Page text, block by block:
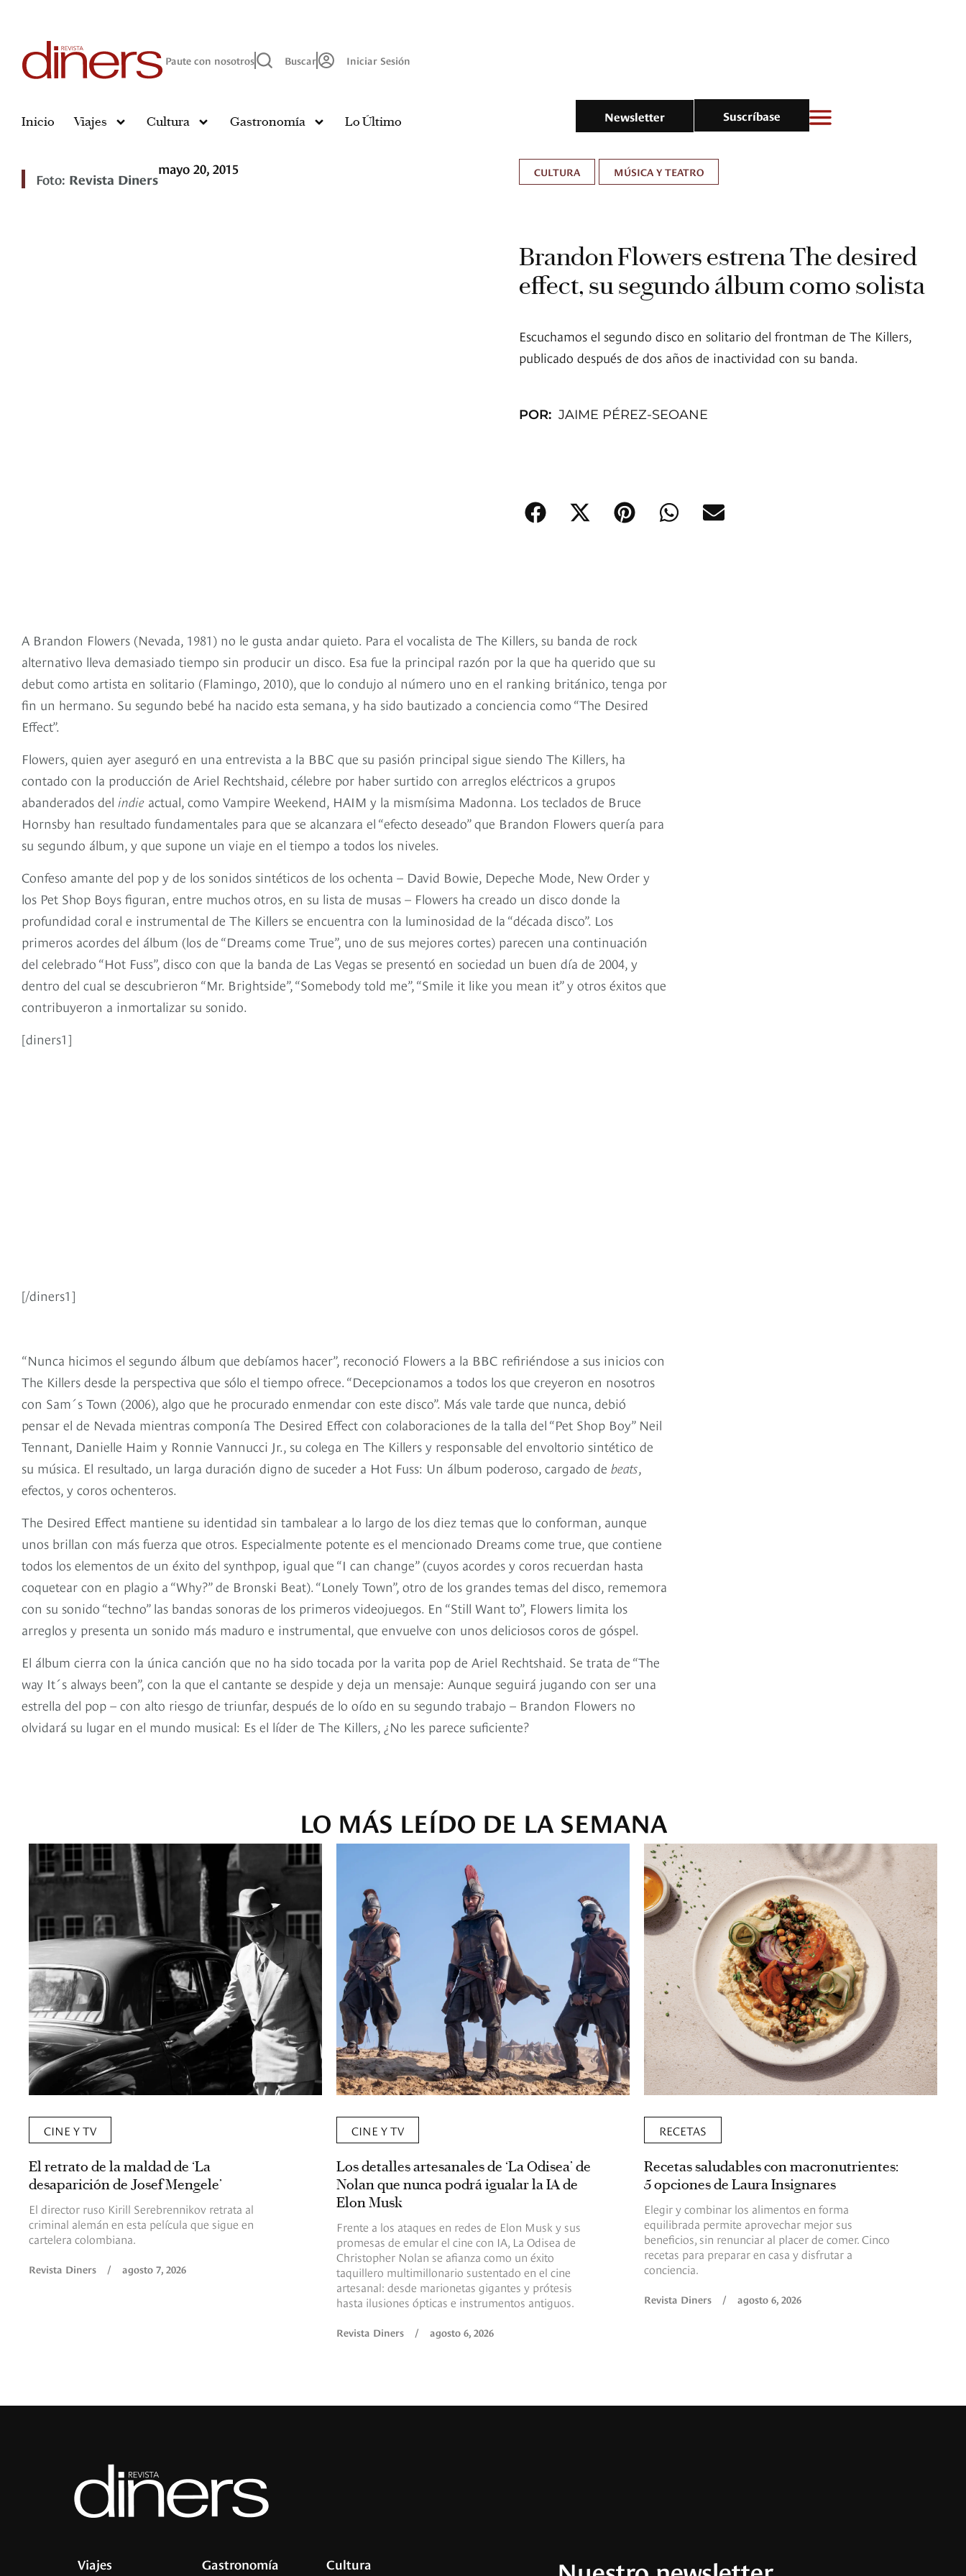
Paute con nosotros Buscar Iniciar Sesión
Inicio Viajes Cultura Gastronomía Lo Último Newsletter Suscríbase
Foto: Revista Diners
mayo 20, 2015 CULTURA MÚSICA Y TEATRO
Brandon Flowers estrena The desired
effect, su segundo álbum como solista
Escuchamos el segundo disco en solitario del frontman de The Killers,
publicado después de dos años de inactividad con su banda.
POR: JAIME PÉREZ-SEOANE
A Brandon Flowers (Nevada, 1981) no le gusta andar quieto. Para el vocalista de The Killers, su banda de rock
alternativo lleva demasiado tiempo sin producir un disco. Esa fue la principal razón por la que ha querido que su
debut como artista en solitario (Flamingo, 2010), que lo condujo al número uno en el ranking británico, tenga por
fin un hermano. Su segundo bebé ha nacido esta semana, y ha sido bautizado a conciencia como “The Desired
Effect”.
Flowers, quien ayer aseguró en una entrevista a la BBC que su pasión principal sigue siendo The Killers, ha
contado con la producción de Ariel Rechtshaid, célebre por haber surtido con arreglos eléctricos a grupos
abanderados del indie actual, como Vampire Weekend, HAIM y la mismísima Madonna. Los teclados de Bruce
Hornsby han resultado fundamentales para que se alcanzara el “efecto deseado” que Brandon Flowers quería para
su segundo álbum, y que supone un viaje en el tiempo a todos los niveles.
Confeso amante del pop y de los sonidos sintéticos de los ochenta – David Bowie, Depeche Mode, New Order y
los Pet Shop Boys figuran, entre muchos otros, en su lista de musas – Flowers ha creado un disco donde la
profundidad coral e instrumental de The Killers se encuentra con la luminosidad de la “década disco”. Los
primeros acordes del álbum (los de “Dreams come True”, uno de sus mejores cortes) parecen una continuación
del celebrado “Hot Fuss”, disco con que la banda de Las Vegas se presentó en sociedad un buen día de 2004, y
dentro del cual se descubrieron “Mr. Brightside”, “Somebody told me”, “Smile it like you mean it” y otros éxitos que
contribuyeron a inmortalizar su sonido.
[diners1]
[/diners1]
“Nunca hicimos el segundo álbum que debíamos hacer”, reconoció Flowers a la BBC refiriéndose a sus inicios con
The Killers desde la perspectiva que sólo el tiempo ofrece. “Decepcionamos a todos los que creyeron en nosotros
con Sam´s Town (2006), algo que he procurado enmendar con este disco”. Más vale tarde que nunca, debió
pensar el de Nevada mientras componía The Desired Effect con colaboraciones de la talla del “Pet Shop Boy” Neil
Tennant, Danielle Haim y Ronnie Vannucci Jr., su colega en The Killers y responsable del envoltorio sintético de
su música. El resultado, un larga duración digno de suceder a Hot Fuss: Un álbum poderoso, cargado de beats,
efectos, y coros ochenteros.
The Desired Effect mantiene su identidad sin tambalear a lo largo de los diez temas que lo conforman, aunque
unos brillan con más fuerza que otros. Especialmente potente es el mencionado Dreams come true, que contiene
todos los elementos de un éxito del synthpop, igual que “I can change” (cuyos acordes y coros recuerdan hasta
coquetear con en plagio a “Why?” de Bronski Beat). “Lonely Town”, otro de los grandes temas del disco, rememora
con su sonido “techno” las bandas sonoras de los primeros videojuegos. En “Still Want to”, Flowers limita los
arreglos y presenta un sonido más maduro e instrumental, que envuelve con unos deliciosos coros de góspel.
El álbum cierra con la única canción que no ha sido tocada por la varita pop de Ariel Rechtshaid. Se trata de “The
way It´s always been”, con la que el cantante se despide y deja un mensaje: Aunque seguirá jugando con ser una
estrella del pop – con alto riesgo de triunfar, después de lo oído en su segundo trabajo – Brandon Flowers no
olvidará su lugar en el mundo musical: Es el líder de The Killers, ¿No les parece suficiente?
LO MÁS LEÍDO DE LA SEMANA
CINE Y TV
El retrato de la maldad de ‘La
desaparición de Josef Mengele’
El director ruso Kirill Serebrennikov retrata al
criminal alemán en esta película que sigue en
cartelera colombiana.
Revista Diners / agosto 7, 2026
CINE Y TV
Los detalles artesanales de ‘La Odisea’ de
Nolan que nunca podrá igualar la IA de
Elon Musk
Frente a los ataques en redes de Elon Musk y sus
promesas de emular el cine con IA, La Odisea de
Christopher Nolan se afianza como un éxito
taquillero multimillonario sustentado en el cine
artesanal: desde marionetas gigantes y prótesis
hasta ilusiones ópticas e instrumentos antiguos.
Revista Diners / agosto 6, 2026
RECETAS
Recetas saludables con macronutrientes:
5 opciones de Laura Insignares
Elegir y combinar los alimentos en forma
equilibrada permite aprovechar mejor sus
beneficios, sin renunciar al placer de comer. Cinco
recetas para preparar en casa y disfrutar a
conciencia.
Revista Diners / agosto 6, 2026
Viajes Gastronomía Cultura